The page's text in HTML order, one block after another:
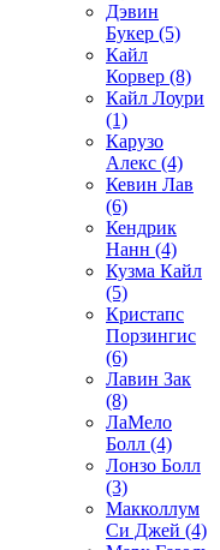
Дэвин
Букер (5)
Кайл
Корвер (8)
Кайл Лоури
(1)
Карузо
Алекс (4)
Кевин Лав
(6)
Кендрик
Нанн (4)
Кузма Кайл
(5)
Кристапс
Порзингис
(6)
Лавин Зак
(8)
ЛаМело
Болл (4)
Лонзо Болл
(3)
Макколлум
Си Джей (4)